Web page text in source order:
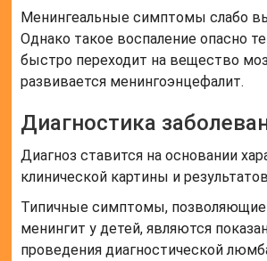
Менингеальные симптомы слабо
Однако такое воспаление опасно
быстро переходит на вещество
развивается менингоэнцефалит.
Диагностика
Диагноз ставится на основании
клинической картины и
Типичные симптомы, позволяющие
менингит у детей, являются
проведения диагностической